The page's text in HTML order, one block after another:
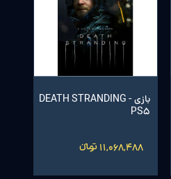
بازی DEATH STRANDING -
PS5
11,068,488 تومانءءء